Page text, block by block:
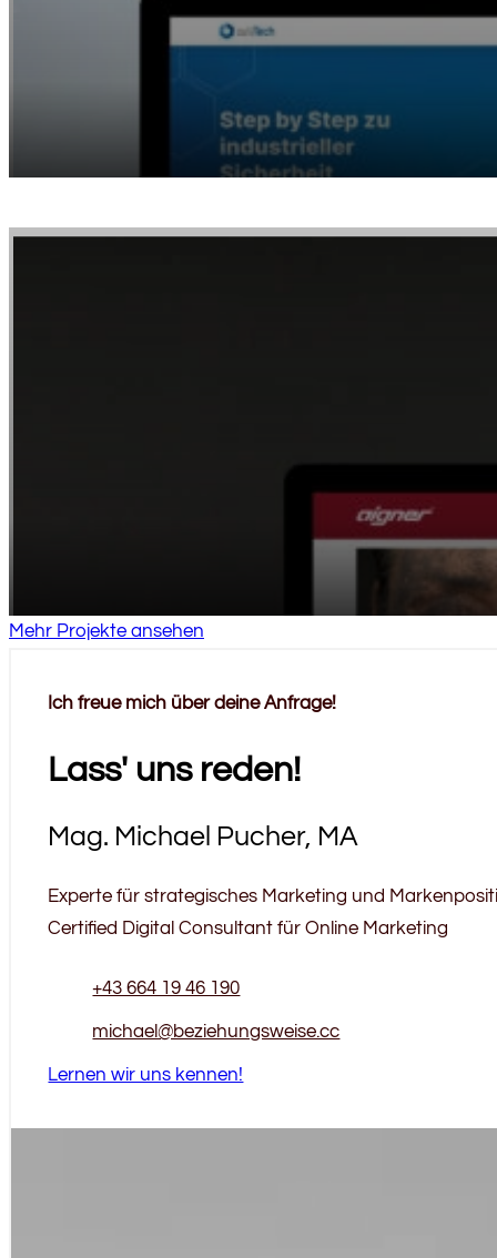
Mehr Projekte ansehen
Ich freue mich über deine Anfrage!
Lass' uns reden!
Mag. Michael Pucher, MA
Experte für strategisches Marketing und
Certified Digital Consultant für Online Marketing
+43 664 19 46 190
michael@beziehungsweise.cc
Lernen wir uns kennen!